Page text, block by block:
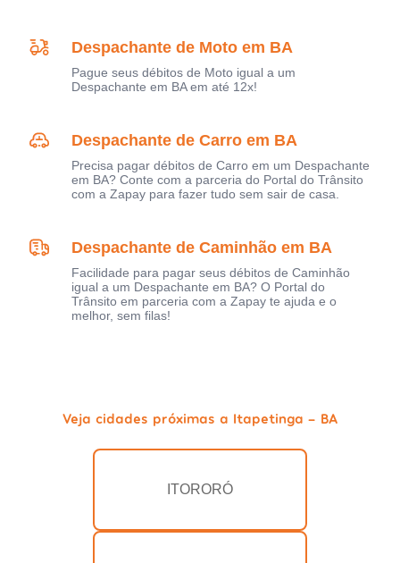
Despachante de Moto em BA
Pague seus débitos de Moto igual a um
Despachante em BA em até 12x!
Despachante de Carro em BA
Precisa pagar débitos de Carro em um Despachante
em BA? Conte com a parceria do Portal do Trânsito
com a Zapay para fazer tudo sem sair de casa.
Despachante de Caminhão em BA
Facilidade para pagar seus débitos de Caminhão
igual a um Despachante em BA? O Portal do
Trânsito em parceria com a Zapay te ajuda e o
melhor, sem filas!
Veja cidades próximas a Itapetinga - BA
ITORORÓ